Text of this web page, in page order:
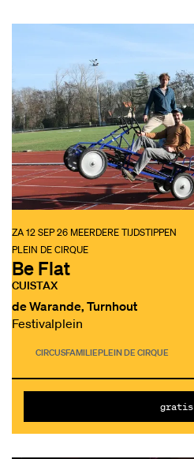
Be Flat
CUISTAX
PLEIN DE CIRQUE
ZA 12 SEP 26 MEERDERE TIJDSTIPPEN
de Warande, Turnhout
Festivalplein
CIRCUSFAMILIEPLEIN DE CIRQUE
gratis